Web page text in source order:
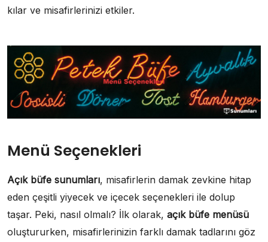
kılar ve misafirlerinizi etkiler.
Menü Seçenekleri
Açık büfe sunumları, misafirlerin damak zevkine hitap
eden çeşitli yiyecek ve içecek seçenekleri ile dolup
taşar. Peki, nasıl olmalı? İlk olarak, açık büfe menüsü
oluştururken, misafirlerinizin farklı damak tadlarını göz